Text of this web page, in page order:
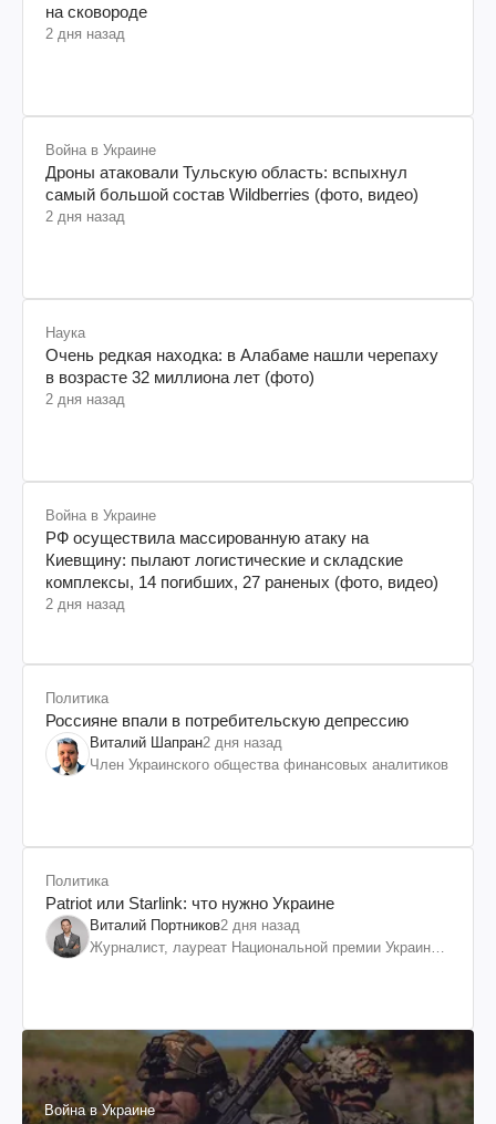
на сковороде
2 дня назад
Война в Украине
Дроны атаковали Тульскую область: вспыхнул
самый большой состав Wildberries (фото, видео)
2 дня назад
Наука
Очень редкая находка: в Алабаме нашли черепаху
в возрасте 32 миллиона лет (фото)
2 дня назад
Война в Украине
РФ осуществила массированную атаку на
Киевщину: пылают логистические и складские
комплексы, 14 погибших, 27 раненых (фото, видео)
2 дня назад
Политика
Россияне впали в потребительскую депрессию
Виталий Шапран2 дня назад
Член Украинского общества финансовых аналитиков
Политика
Patriot или Starlink: что нужно Украине
Виталий Портников2 дня назад
Журналист, лауреат Национальной премии Украины
Война в Украине